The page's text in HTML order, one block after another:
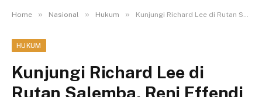
Home » Nasional » Hukum » Kunjungi Richard Lee di Rutan Salemba, Reni Effendi Diam, Unggah Pesan tentang Suami Baik Disorot
HUKUM
Kunjungi Richard Lee di
Rutan Salemba, Reni Effendi